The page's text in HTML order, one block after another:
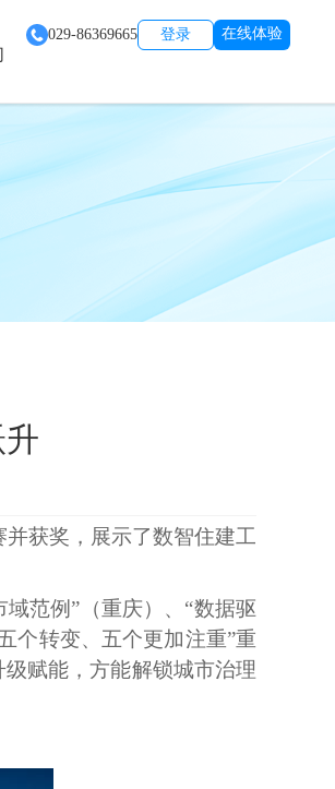
029-86369665 登录 在线体验
获奖，展示了数智住建工
范例”（重庆）、“数据驱
个转变、五个更加注重”重
赋能，方能解锁城市治理